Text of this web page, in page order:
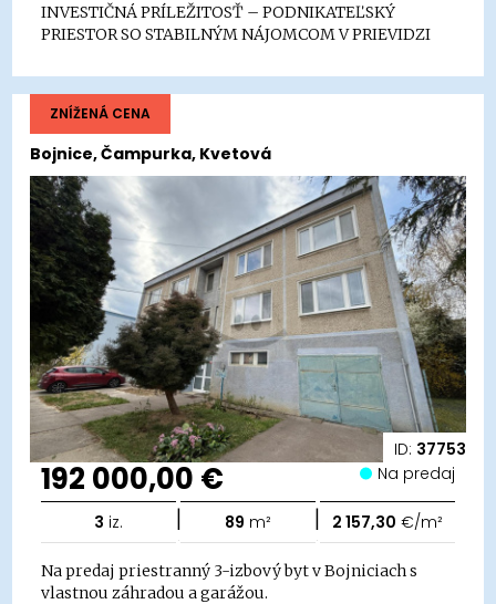
INVESTIČNÁ PRÍLEŽITOSŤ – PODNIKATEĽSKÝ
PRIESTOR SO STABILNÝM NÁJOMCOM V PRIEVIDZI
ID: 37753
Bojnice, Čampurka, Kvetová
ZNÍŽENÁ CENA
192 000,00 € Na predaj
3 iz. | 89 m² | 2 157,30 €/m²
Na predaj priestranný 3-izbový byt v Bojniciach s
vlastnou záhradou a garážou.